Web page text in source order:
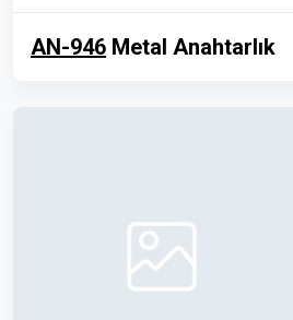
AN-946 Metal Anahtarlık